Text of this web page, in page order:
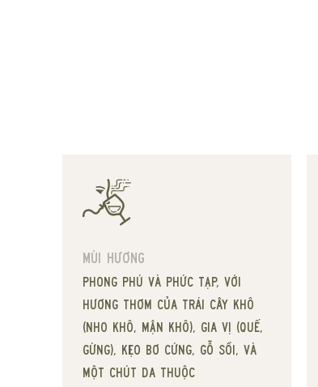
Mùi hương
Phong phú và phức tạp, với
hương thơm của trái cây khô
(nho khô, mận khô), gia vị (quế,
gừng), kẹo bơ cứng, gỗ sồi, và
một chút da thuộc